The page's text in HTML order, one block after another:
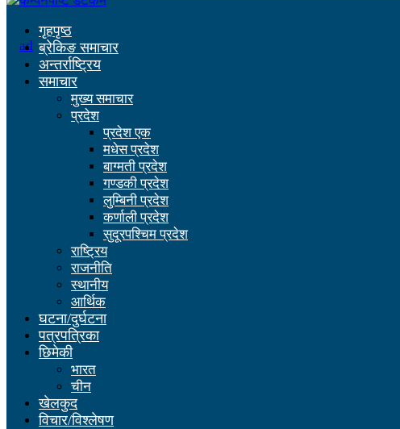
गृहपृष्ठ
ब्रेकिङ समाचार
अन्तर्राष्ट्रिय
समाचार
मुख्य समाचार
प्रदेश
प्रदेश एक
मधेस प्रदेश
बाग्मती प्रदेश
गण्डकी प्रदेश
लुम्बिनी प्रदेश
कर्णाली प्रदेश
सुदूरपश्चिम प्रदेश
राष्ट्रिय
राजनीति
स्थानीय
आर्थिक
घटना/दुर्घटना
पत्रपत्रिका
छिमेकी
भारत
चीन
खेलकुद
विचार/विश्लेषण